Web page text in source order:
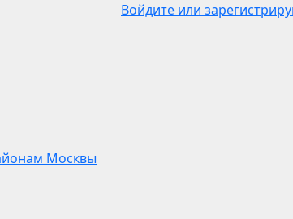
Войдите или
Москвы